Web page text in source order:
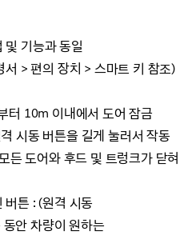
기능과 동일
서 >편의 장치 > 스마트 키 참조)
터 10m 이내에서 도어 잠금
시동 버튼을 길게 눌러서 작동
든 도어와 후드 및 트렁크가 닫혀
버튼 :(원격 시동
안 차량이 원하는